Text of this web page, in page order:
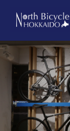
main
content
ノ
ス
バ
イ
ク
ル
北
North
Bicycle
Hokkaido